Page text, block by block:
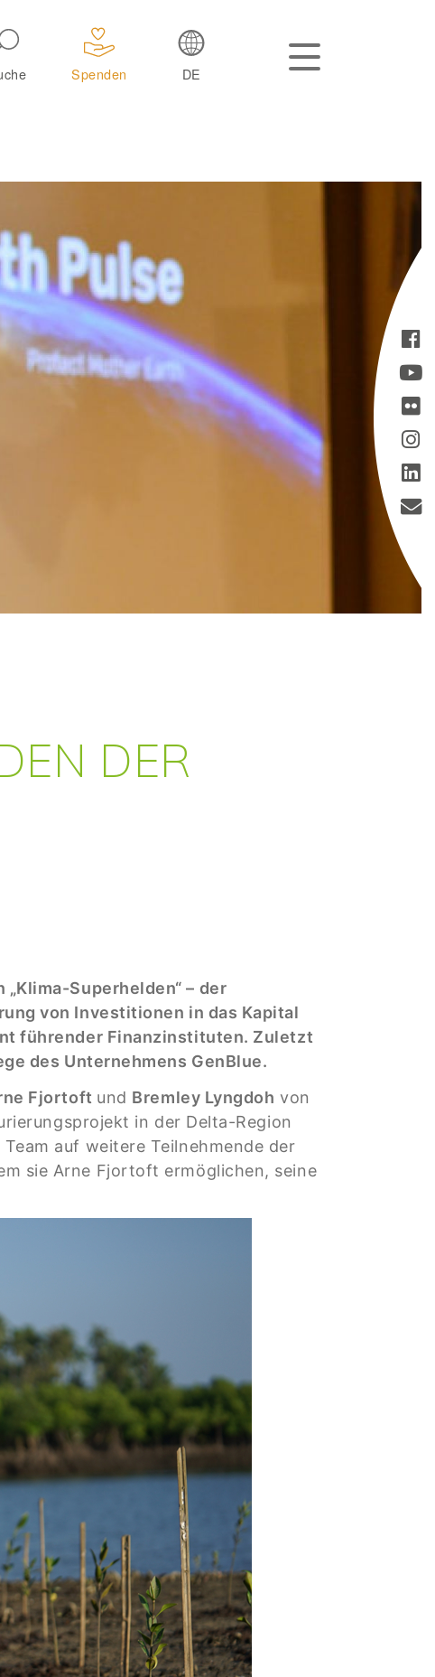
Spenden DE
DER
Superhelden“ – der
von Investitionen in das Kapital
führender Finanzinstituten. Zuletzt
des Unternehmens GenBlue.
Fjortoft und Bremley Lyngdoh von
in der Delta-Region
auf weitere Teilnehmende der
sie Arne Fjortoft ermöglichen, seine